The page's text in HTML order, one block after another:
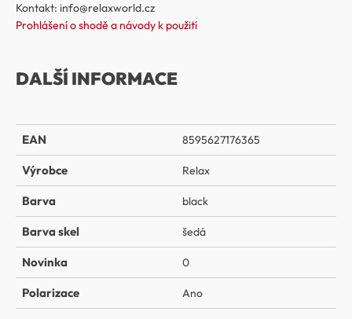
Kontakt: info@relaxworld.cz
Prohlášení o shodě a návody k použití
DALŠÍ INFORMACE
EAN 8595627176365
Výrobce Relax
Barva black
Barva skel šedá
Novinka 0
Polarizace Ano